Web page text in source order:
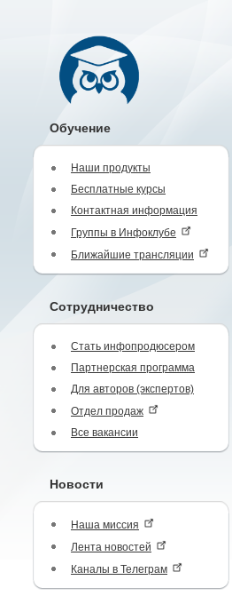
Обучение
Наши продукты
Бесплатные курсы
Контактная информация
Группы в Инфоклубе
Ближайшие трансляции
Сотрудничество
Стать инфопродюсером
Партнерская программа
Для авторов (экспертов)
Отдел продаж
Все вакансии
Новости
Наша миссия
Лента новостей
Каналы в Телеграм